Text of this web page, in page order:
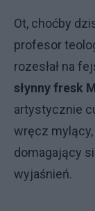
Ot, choćby
profesor
rozesłał na
słynny fresk
artystycznie
wręcz mylący,
domagający
wyjaśnień.